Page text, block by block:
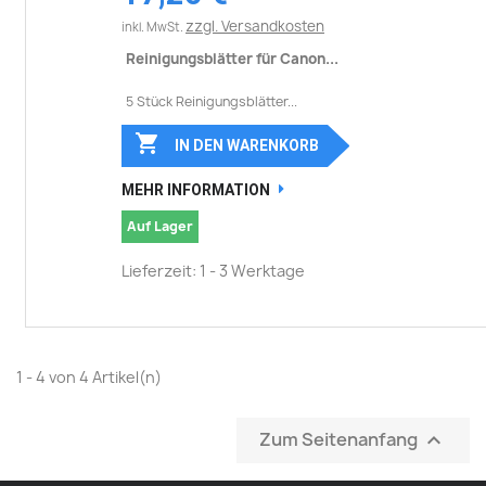
inkl. MwSt. zzgl. Versandkosten
Reinigungsblätter für Canon...
5 Stück Reinigungsblätter...
 IN DEN WARENKORB
MEHR INFORMATION
Auf Lager
Lieferzeit: 1 - 3 Werktage
1 - 4 von 4 Artikel(n)
Zum Seitenanfang 